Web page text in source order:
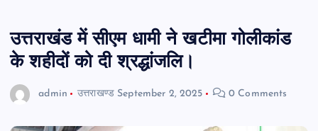
उत्तराखंड में सीएम धामी ने खटीमा गोलीकांड
के शहीदों को दी श्रद्धांजलि।
admin उत्तराखण्ड September 2, 2025 0 Comments